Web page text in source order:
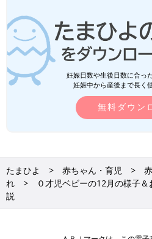
妊娠日数や生後日数に合っ
妊娠中から産後まで長く
無料ダウン
たまひよ 赤ちゃん・育児
れ
０才児ベビーの12月の様子
説